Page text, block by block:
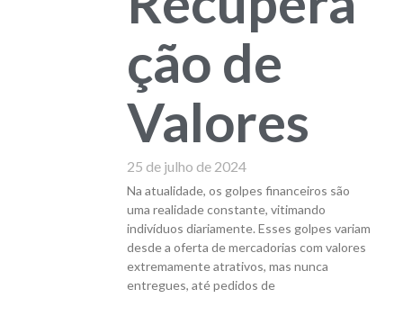
ção de
Valores
25 de julho de 2024
Na atualidade, os golpes financeiros são
uma realidade constante, vitimando
indivíduos diariamente. Esses golpes variam
desde a oferta de mercadorias com valores
extremamente atrativos, mas nunca
entregues, até pedidos de